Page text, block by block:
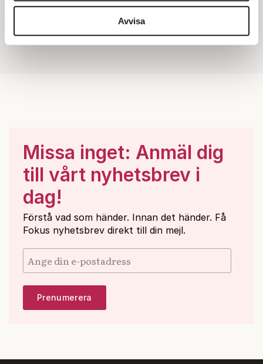
vidarebefordrar även sådana identifierare och annan
information från din enhet till de sociala medier och
annons- och analysföretag som vi samarbetar med.
Dessa kan i sin tur kombinera informationen med annan
Avvisa
Missa inget: Anmäl dig
till vårt nyhetsbrev i
dag!
Förstå vad som händer. Innan det händer. Få
Fokus nyhetsbrev direkt till din mejl.